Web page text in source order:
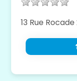
13 Rue